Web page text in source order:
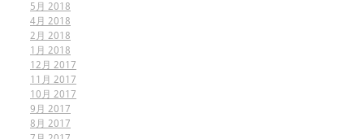
5月 2018
4月 2018
2月 2018
1月 2018
12月 2017
11月 2017
10月 2017
9月 2017
8月 2017